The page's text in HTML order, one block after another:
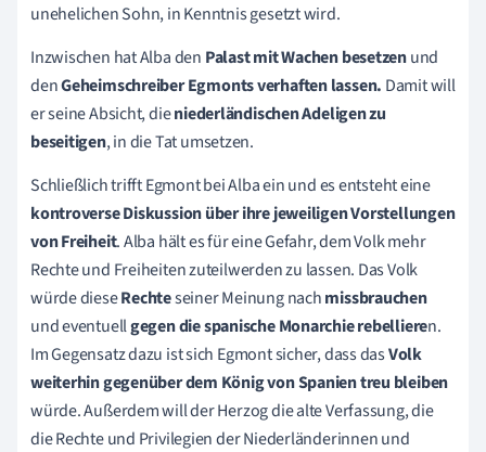
unehelichen Sohn, in Kenntnis gesetzt wird.
Inzwischen hat Alba den Palast mit Wachen besetzenund
denGeheimschreiber Egmonts verhaftenlassen. Damitwill
er seine Absicht, dieniederländischen Adeligen zu
beseitigen, in die Tat umsetzen.
Schließlich trifft Egmont bei Alba ein und es entsteht eine
kontroverse Diskussion über ihre jeweiligen Vorstellungen
von Freiheit. Alba hält es für eine Gefahr, dem Volk mehr
Rechte und Freiheiten zuteilwerden zu lassen. Das Volk
würde dieseRechteseiner Meinung nachmissbrauchen
und eventuellgegen die spanische Monarchie rebellieren.
Im Gegensatz dazu ist sich Egmont sicher, dass dasVolk
weiterhin gegenüber dem König von Spanien treu bleiben
würde. Außerdem will der Herzog die alte Verfassung, die
die Rechte und Privilegien der Niederländerinnen und